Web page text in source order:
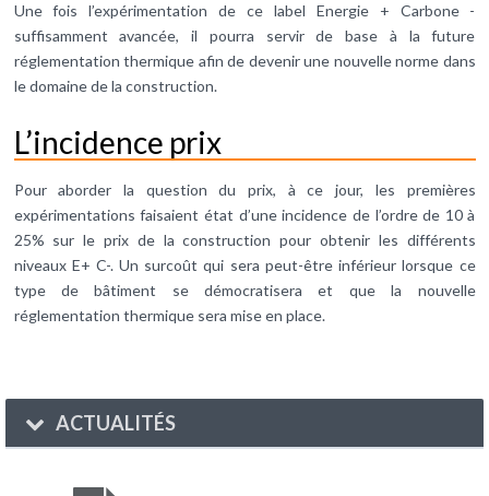
Une fois l’expérimentation de ce label Energie + Carbone -
suffisamment avancée, il pourra servir de base à la future
réglementation thermique afin de devenir une nouvelle norme dans
le domaine de la construction.
L’incidence prix
Pour aborder la question du prix, à ce jour, les premières
expérimentations faisaient état d’une incidence de l’ordre de 10 à
25% sur le prix de la construction pour obtenir les différents
niveaux E+ C-. Un surcoût qui sera peut-être inférieur lorsque ce
type de bâtiment se démocratisera et que la nouvelle
réglementation thermique sera mise en place.
ACTUALITÉS